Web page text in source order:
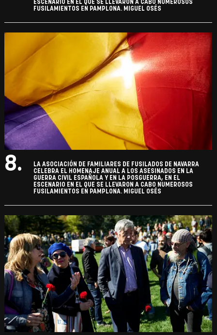
ESCENARIO EN EL QUE SE LLEVARON A CABO NUMEROSOS
FUSILAMIENTOS EN PAMPLONA. MIGUEL OSÉS
8.
LA ASOCIACIÓN DE FAMILIARES DE FUSILADOS DE NAVARRA
CELEBRA EL HOMENAJE ANUAL A LOS ASESINADOS EN LA
GUERRA CIVIL ESPAÑOLA Y EN LA POSGUERRA, EN EL
ESCENARIO EN EL QUE SE LLEVARON A CABO NUMEROSOS
FUSILAMIENTOS EN PAMPLONA. MIGUEL OSÉS